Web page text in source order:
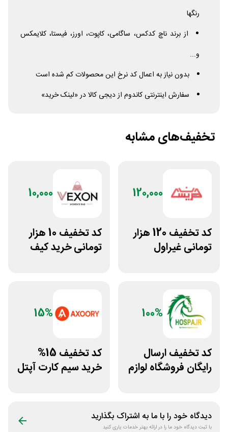
رنگها
از برند ناچ کدکس، ساگامی، کاپوت، اورز، فیستا، کلایمکس
و...
بدون نیاز به اعمال کد نرخ این محصولات کم شده است
سفارش اینترنتی کاندوم از دیجی کالا در «لینک خرید»
تخفیف‌های مشابه
120,000
کد تخفیف 120 هزار
تومانی غیراول
10,000
کد تخفیف 10 هزار
تومانی خرید کیف
100%
کد تخفیف ارسال
رایگان فروشگاه لوازم
15%
کد تخفیف 15%
خرید سیم کارت آپتل
دیدگاه خود را با ما به اشتراک بگذارید
با ثبت دیدگاه خود ما را در ارائه بهتر خدمات یاری کنید